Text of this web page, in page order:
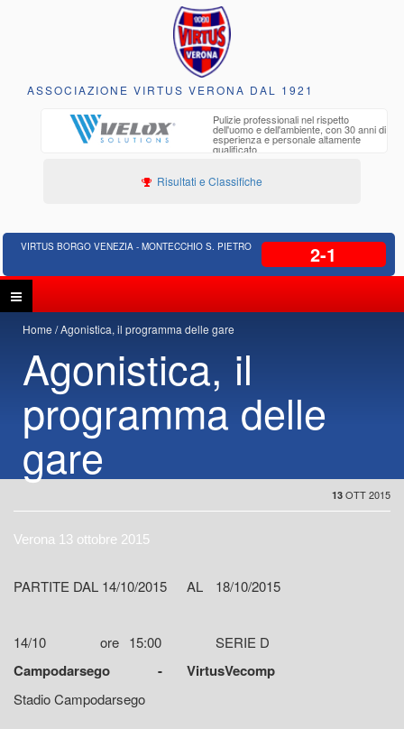
ASSOCIAZIONE VIRTUS VERONA DAL 1921
Pulizie professionali nel rispetto
dell'uomo e dell'ambiente, con 30 anni di
esperienza e personale altamente
qualificato
Risultati e Classifiche
VIRTUS BORGO VENEZIA - MONTECCHIO S. PIETRO 2-1
Home Agonistica, il programma delle gare
Agonistica, il
programma delle
gare
13 OTT 2015
Verona 13 ottobre 2015
PARTITE DAL 14/10/2015 AL 18/10/2015
14/10 ore 15:00 SERIE D
Campodarsego - VirtusVecomp
Stadio Campodarsego